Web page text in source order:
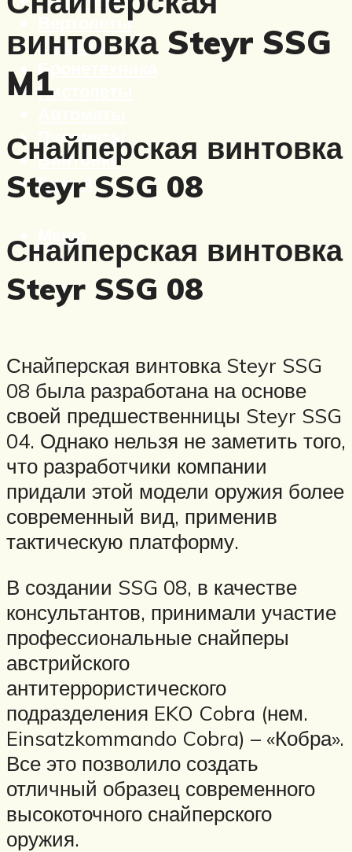
Вертолеты
Корабли
Бронетехника
Пистолеты
Пулеметы
Винтовки
Ружья
Меню
винтовка Steyr SSG
M1
Снайперская винтовка
Steyr SSG 08
Снайперская винтовка
Steyr SSG 08
Снайперская винтовка Steyr SSG
08 была разработана на основе
своей предшественницы Steyr SSG
04. Однако нельзя не заметить того,
что разработчики компании
придали этой модели оружия более
современный вид, применив
тактическую платформу.
В создании SSG 08, в качестве
консультантов, принимали участие
профессиональные снайперы
австрийского
антитеррористического
подразделения EKO Cobra (нем.
Einsatzkommando Cobra) – «Кобра».
Все это позволило создать
отличный образец современного
высокоточного снайперского
оружия.